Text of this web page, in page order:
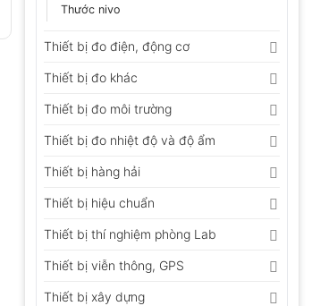
Thước nivo
Thiết bị đo điện, động cơ
Thiết bị đo khác
Thiết bị đo môi trường
Thiết bị đo nhiệt độ và độ ẩm
Thiết bị hàng hải
Thiết bị hiệu chuẩn
Thiết bị thí nghiệm phòng Lab
Thiết bị viễn thông, GPS
Thiết bị xây dựng